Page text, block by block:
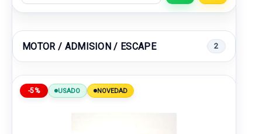
MOTOR / ADMISION / ESCAPE 2
-5% USADO NOVEDAD